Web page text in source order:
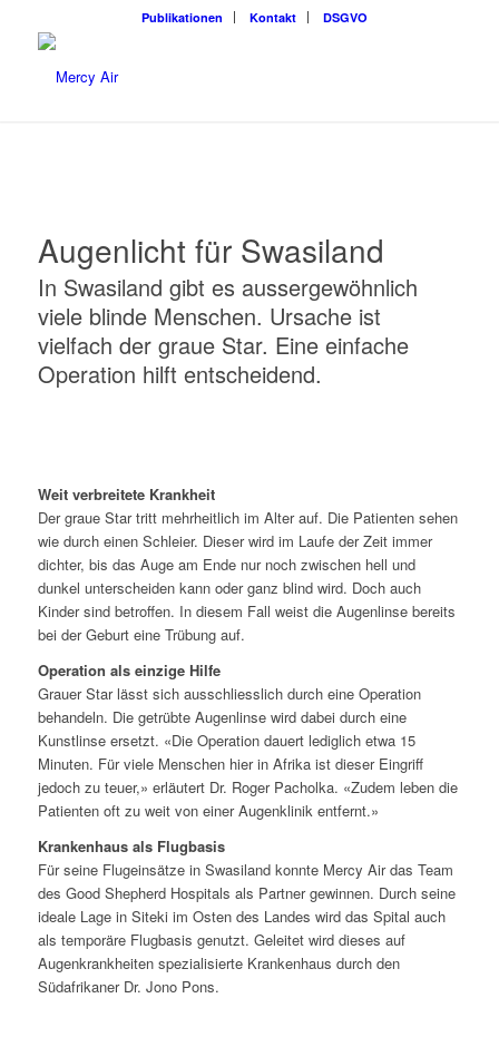
Publikationen Kontakt DSGVO
Augenlicht für Swasiland
In Swasiland gibt es aussergewöhnlich
viele blinde Menschen. Ursache ist
vielfach der graue Star. Eine einfache
Operation hilft entscheidend.
Weit verbreitete Krankheit
Der graue Star tritt mehrheitlich im Alter auf. Die Patienten sehen
wie durch einen Schleier. Dieser wird im Laufe der Zeit immer
dichter, bis das Auge am Ende nur noch zwischen hell und
dunkel unterscheiden kann oder ganz blind wird. Doch auch
Kinder sind betroffen. In diesem Fall weist die Augenlinse bereits
bei der Geburt eine Trübung auf.
Operation als einzige Hilfe
Grauer Star lässt sich ausschliesslich durch eine Operation
behandeln. Die getrübte Augenlinse wird dabei durch eine
Kunstlinse ersetzt. «Die Operation dauert lediglich etwa 15
Minuten. Für viele Menschen hier in Afrika ist dieser Eingriff
jedoch zu teuer,» erläutert Dr. Roger Pacholka. «Zudem leben die
Patienten oft zu weit von einer Augenklinik entfernt.»
Krankenhaus als Flugbasis
Für seine Flugeinsätze in Swasiland konnte Mercy Air das Team
des Good Shepherd Hospitals als Partner gewinnen. Durch seine
ideale Lage in Siteki im Osten des Landes wird das Spital auch
als temporäre Flugbasis genutzt. Geleitet wird dieses auf
Augenkrankheiten spezialisierte Krankenhaus durch den
Südafrikaner Dr. Jono Pons.